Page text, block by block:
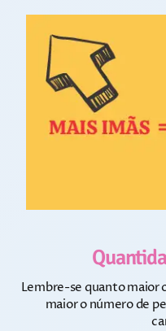
Lembre-se quanto maior
maior o número de